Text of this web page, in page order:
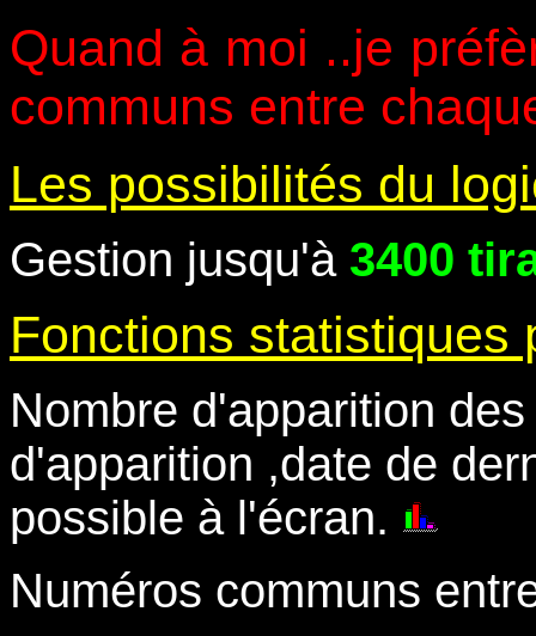
Quand à moi ..je
communs entre
Les possibilités du
Gestion jusqu'à 3400
Fonctions statistiques
Nombre d'apparition
d'apparition ,date de
possible à l'écran.
Numéros communs